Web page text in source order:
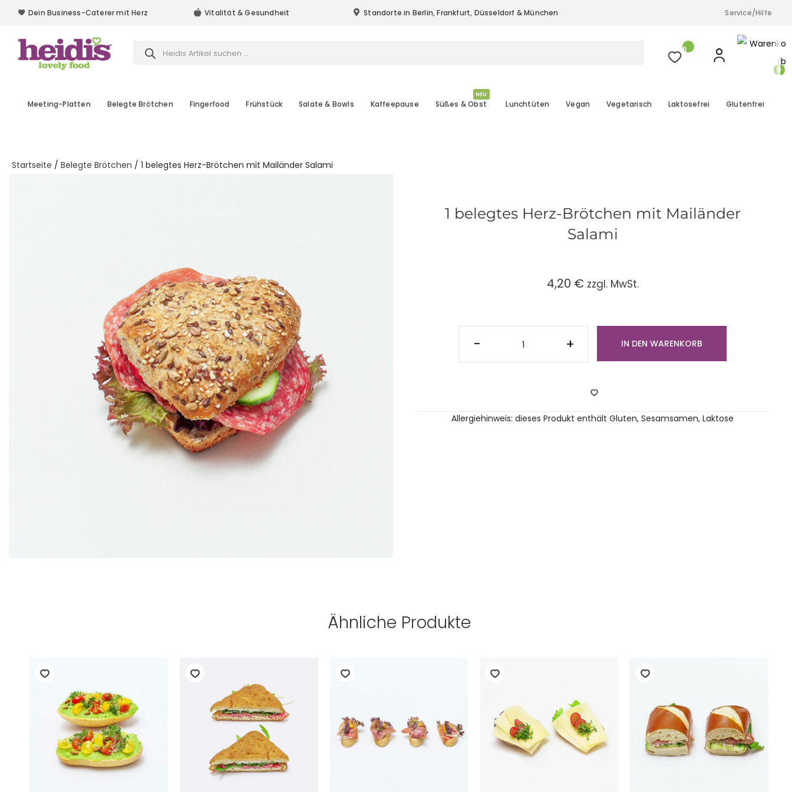
Dein Business-Caterer mit Herz
Dein Business-Caterer mit Herz Vitalität & Gesundheit Standort & Lieferung in Berlin, Frankfurt (a.M.), Düsseldorf, Köln und München
Standorte in Berlin, Frankfurt, Düsseldorf & München Service/Hilfe
search 0
0
Meeting-Platten Belegte Brötchen Fingerfood Frühstück Salate & Bowls Kaffeepause Süßes & Obst
NEU
Lunchtüten Vegan Vegetarisch Laktosefrei Glutenfrei
Startseite / Belegte Brötchen / 1 belegtes Herz-Brötchen mit Mailänder Salami
1 belegtes Herz-Brötchen mit Mailänder
Salami
4,20 € zzgl. MwSt.
-
1
belegtes
Herz-
mit
+ IN DEN WARENKORB
Allergiehinweis: dieses Produkt enthält Gluten, Sesamsamen, Laktose
Ähnliche Produkte